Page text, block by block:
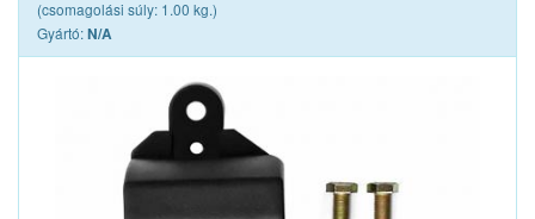
(csomagolási súly: 1.00 kg.)
Gyártó:N/A